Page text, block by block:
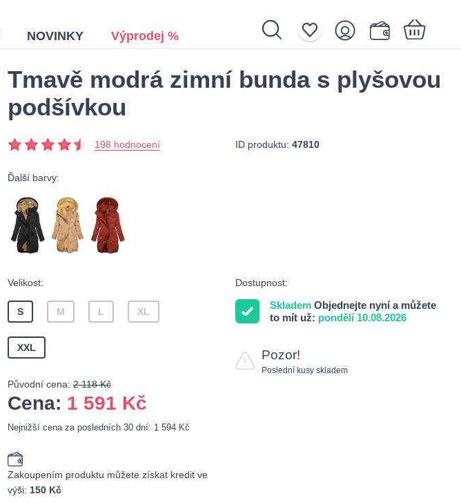
NOVINKY Výprodej %
Nákupní košík je prázdný.
Tmavě modrá zimní bunda s plyšovou
podšívkou
198 hodnocení ID produktu: 47810
Dostupnost:
Skladem Objednejte nyní a můžete
to mít už: pondělí 10.08.2026
Pozor!
Poslední kusy skladem
Ďalší barvy:
Velikost:
S M L XL
XXL
Původní cena: 2 118 Kč
Cena: 1 591 Kč
Nejnižší cena za posledních 30 dní: 1 594 Kč
Zakoupením produktu můžete získat kredit ve
výši: 150 Kč